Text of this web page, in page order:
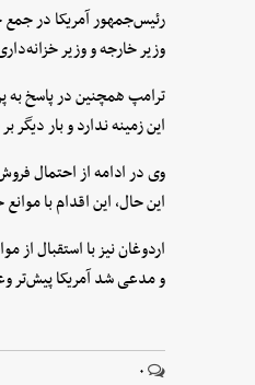
رئیس‌جمهور آمریکا در جمع
وزیر خارجه و وزیر
این زمینه ندارد و بار دیگر
این حال، این اقدام با
و مدعی شد آمریکا پیش‌تر
۰